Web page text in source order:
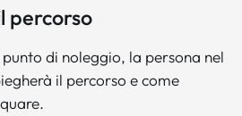
percorso
di noleggio, la persona nel
il percorso e come